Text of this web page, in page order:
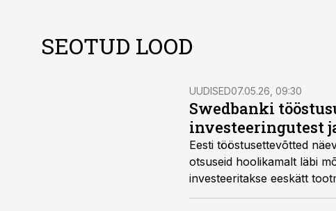
SEOTUD LOOD
UUDISED07.05.26, 09:30
Swedbanki
investeeringutest
Eesti tööstusettevõtted
otsuseid hoolikamalt läbi
investeeritakse eeskätt